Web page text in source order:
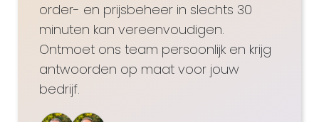
order- en prijsbeheer in slechts 30
minuten kan vereenvoudigen.
Ontmoet ons team persoonlijk en krijg
antwoorden op maat voor jouw
bedrijf.